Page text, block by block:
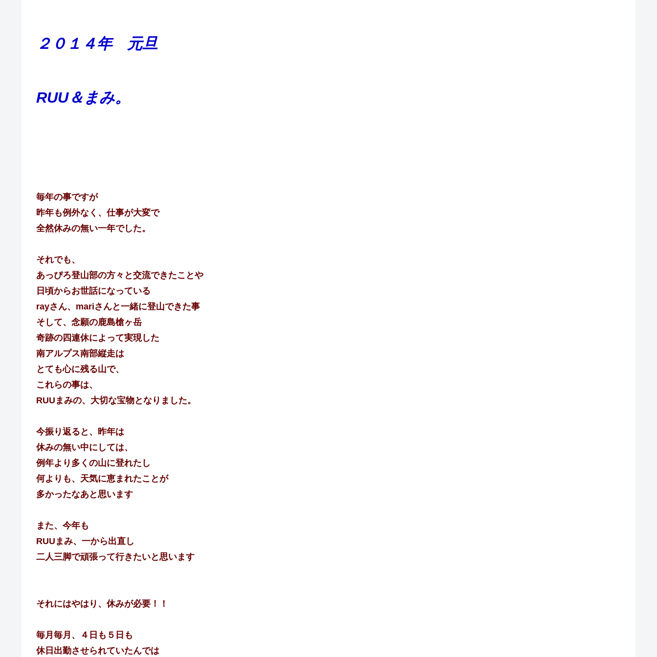
２０１４年 元旦
RUU＆まみ。
毎年の事ですが
昨年も例外なく、仕事が大変で
全然休みの無い一年でした。
それでも、
あっぴろ登山部の方々と交流できたことや
日頃からお世話になっている
rayさん、mariさんと一緒に登山できた事
そして、念願の鹿島槍ヶ岳
奇跡の四連休によって実現した
南アルプス南部縦走は
とても心に残る山で、
これらの事は、
RUUまみの、大切な宝物となりました。
今振り返ると、昨年は
休みの無い中にしては、
例年より多くの山に登れたし
何よりも、天気に恵まれたことが
多かったなあと思います
また、今年も
RUUまみ、一から出直し
二人三脚で頑張って行きたいと思います
それにはやはり、休みが必要！！
毎月毎月、４日も５日も
休日出勤させられていたんでは